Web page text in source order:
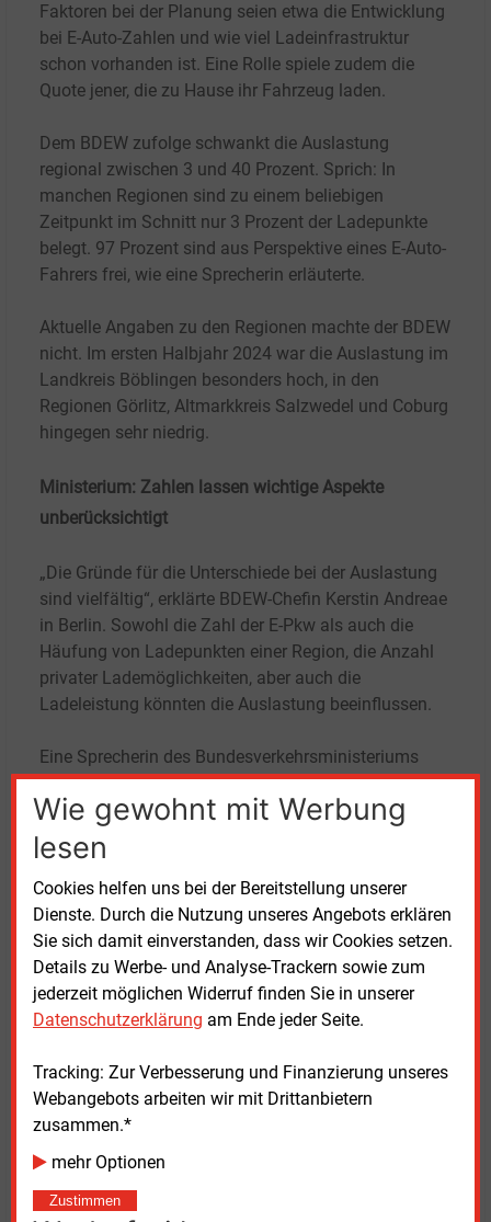
Wie gewohnt mit Werbung
lesen
Cookies helfen uns bei der Bereitstellung unserer
Dienste. Durch die Nutzung unseres Angebots erklären
Sie sich damit einverstanden, dass wir Cookies setzen.
Details zu Werbe- und Analyse-Trackern sowie zum
jederzeit möglichen Widerruf finden Sie in unserer
Datenschutzerklärung am Ende jeder Seite.
Tracking: Zur Verbesserung und Finanzierung unseres
Webangebots arbeiten wir mit Drittanbietern
zusammen.*
mehr Optionen
Zustimmen
Faktoren bei der Planung seien etwa die Entwicklung
bei E-Auto-Zahlen und wie viel Ladeinfrastruktur
schon vorhanden ist. Eine Rolle spiele zudem die
Quote jener, die zu Hause ihr Fahrzeug laden.
Dem BDEW zufolge schwankt die Auslastung
regional zwischen 3 und 40 Prozent. Sprich: In
manchen Regionen sind zu einem beliebigen
Zeitpunkt im Schnitt nur 3 Prozent der Ladepunkte
belegt. 97 Prozent sind aus Perspektive eines E-Auto-
Fahrers frei, wie eine Sprecherin erläuterte.
Aktuelle Angaben zu den Regionen machte der BDEW
nicht. Im ersten Halbjahr 2024 war die Auslastung im
Landkreis Böblingen besonders hoch, in den
Regionen Görlitz, Altmarkkreis Salzwedel und Coburg
hingegen sehr niedrig.
Ministerium: Zahlen lassen wichtige Aspekte
unberücksichtigt
„Die Gründe für die Unterschiede bei der Auslastung
sind vielfältig“, erklärte BDEW-Chefin Kerstin Andreae
in Berlin. Sowohl die Zahl der E-Pkw als auch die
Häufung von Ladepunkten einer Region, die Anzahl
privater Lademöglichkeiten, aber auch die
Ladeleistung könnten die Auslastung beeinflussen.
Eine Sprecherin des Bundesverkehrsministeriums
ordnete ein: „Bei der reinen Betrachtung der
durchschnittlichen Belegdauer von Ladepunkten pro
Ladeverhaltens unberücksichtigt.“ Dazu zählten auch
die angebotenen Ladetarife und die
Aufenthaltsqualität am Ladestandort. „Vor allem
variiert die Nutzung stark im Tagesverlauf, abhängig
von Tageszeit, Regionstyp und saisonalen
Einflüssen.“
größten Auslastung von Bedeutung, erklärte sie. Eine
flächendeckende Infrastruktur sei wichtig, um in
Stoßzeiten wie Ferien Wartezeiten an Ladestationen
zu vermeiden.
Signal zur Stärkung der Nachfrage von E-Autos